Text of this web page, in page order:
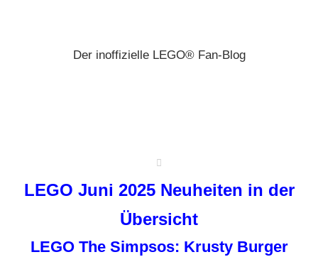
Der inoffizielle LEGO® Fan-Blog
LEGO Juni 2025 Neuheiten in der
Übersicht
LEGO The Simpsos: Krusty Burger